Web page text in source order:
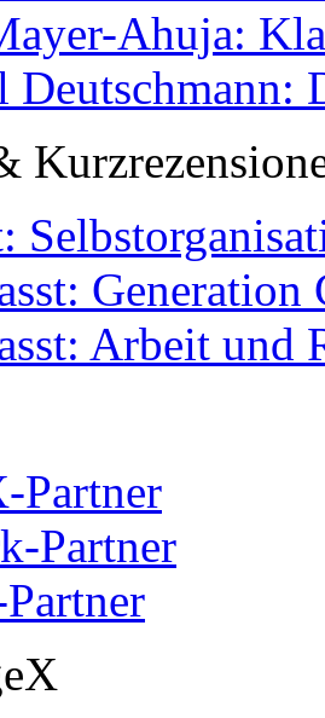
Ahuja:
Deutschmann:
Generation
Arbeit und
Partner
Partner